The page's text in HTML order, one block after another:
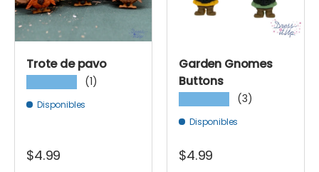
Trote de pavo
(1)
Disponibles
$4.99
Garden Gnomes
Buttons
(3)
Disponibles
$4.99